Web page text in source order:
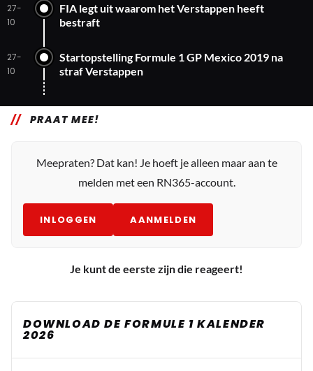
27-
10
FIA legt uit waarom het Verstappen heeft
bestraft
27-
10
Startopstelling Formule 1 GP Mexico 2019 na
straf Verstappen
PRAAT MEE!
Meepraten? Dat kan! Je hoeft je alleen maar aan te
melden met een RN365-account.
INLOGGEN AANMELDEN
Je kunt de eerste zijn die reageert!
DOWNLOAD DE FORMULE 1 KALENDER
2026